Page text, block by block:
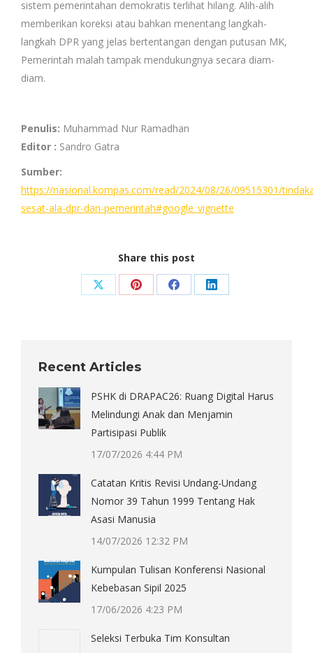
sistem pemerintahan demokratis terlihat hilang. Alih-alih
memberikan koreksi atau bahkan menentang langkah-
langkah DPR yang jelas bertentangan dengan putusan MK,
Pemerintah malah tampak mendukungnya secara diam-
diam.
Penulis: Muhammad Nur Ramadhan
Editor : Sandro Gatra
Sumber:
https://nasional.kompas.com/read/2024/08/26/09515301/
sesat-ala-dpr-dan-pemerintah#google_vignette
Share this post
Share Share Share Share
Recent Articles
PSHK di DRAPAC26: Ruang Digital Harus
Melindungi Anak dan Menjamin
Partisipasi Publik
17/07/2026 4:44 PM
Catatan Kritis Revisi Undang-Undang
Nomor 39 Tahun 1999 Tentang Hak
Asasi Manusia
14/07/2026 12:32 PM
Kumpulan Tulisan Konferensi Nasional
Kebebasan Sipil 2025
17/06/2026 4:23 PM
Seleksi Terbuka Tim Konsultan